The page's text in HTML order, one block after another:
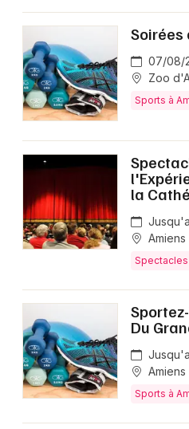
Soirées
07/08/
Zoo
Sports à
la
Amiens
Spectacles
Du
Amiens
Sports à